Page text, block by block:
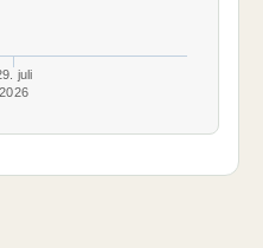
juli
2026